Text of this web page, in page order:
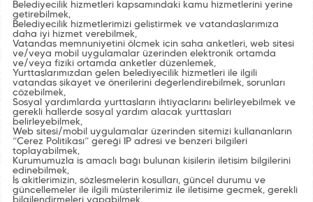
Belediyecilik hizmetleri kapsamındaki kamu hizmetlerini yerine
getirebilmek,
Belediyecilik hizmetlerimizi geliştirmek ve vatandaşlarımıza
daha iyi hizmet verebilmek,
Vatandaş memnuniyetini ölçmek için saha anketleri, web sitesi
ve/veya mobil uygulamalar üzerinden elektronik ortamda
ve/veya fiziki ortamda anketler düzenlemek,
Yurttaşlarımızdan gelen belediyecilik hizmetleri ile ilgili
vatandaş şikâyet ve önerilerini değerlendirebilmek, sorunları
çözebilmek,
Sosyal yardımlarda yurttaşların ihtiyaçlarını belirleyebilmek ve
gerekli hallerde sosyal yardım alacak yurttaşları
belirleyebilmek,
Web sitesi/mobil uygulamalar üzerinden sitemizi kullananların
“Çerez Politikası” gereği IP adresi ve benzeri bilgileri
toplayabilmek,
Kurumumuzla iş amaçlı bağı bulunan kişilerin iletişim bilgilerini
edinebilmek,
İş akitlerimizin, sözleşmelerin koşulları, güncel durumu ve
güncellemeler ile ilgili müşterilerimiz ile iletişime geçmek, gerekli